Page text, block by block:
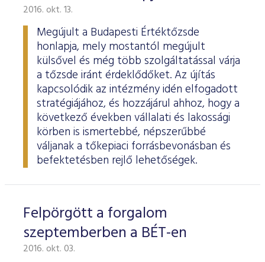
2016. okt. 13.
Megújult a Budapesti Értéktőzsde
honlapja, mely mostantól megújult
külsővel és még több szolgáltatással várja
a tőzsde iránt érdeklődőket. Az újítás
kapcsolódik az intézmény idén elfogadott
stratégiájához, és hozzájárul ahhoz, hogy a
következő években vállalati és lakossági
körben is ismertebbé, népszerűbbé
váljanak a tőkepiaci forrásbevonásban és
befektetésben rejlő lehetőségek.
Felpörgött a forgalom
szeptemberben a BÉT-en
2016. okt. 03.